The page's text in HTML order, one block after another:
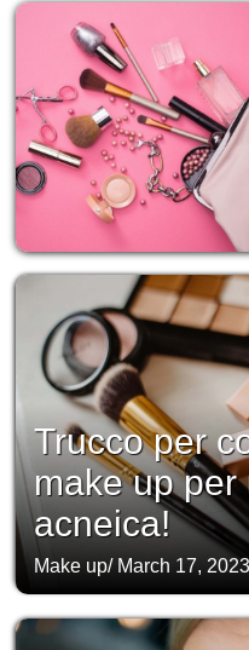
Trucco per
make up
acneica!
Make up/ March 17, 2023